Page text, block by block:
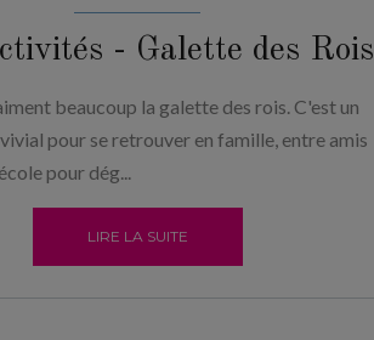
- Galette des Rois
beaucoup la galette des rois. C'est un
pour se retrouver en famille, entre amis
pour dég...
LIRE LA SUITE